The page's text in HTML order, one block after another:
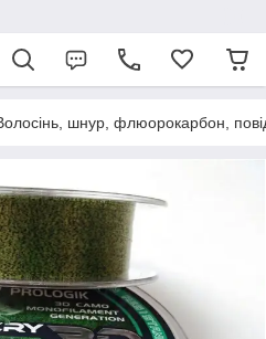
шнур, флюорокарбон,